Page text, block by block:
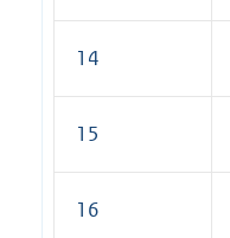
14
15
16